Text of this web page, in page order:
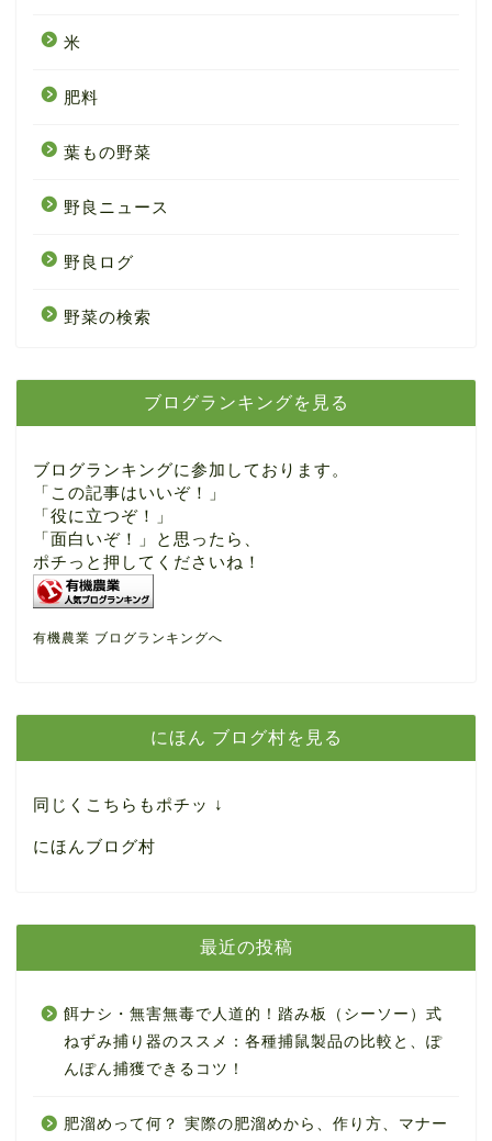
米
肥料
葉もの野菜
野良ニュース
野良ログ
野菜の検索
ブログランキングを見る
ブログランキングに参加しております。
「この記事はいいぞ！」
「役に立つぞ！」
「面白いぞ！」と思ったら、
ポチっと押してくださいね！
有機農業 ブログランキングへ
にほん ブログ村を見る
同じくこちらもポチッ ↓
にほんブログ村
最近の投稿
餌ナシ・無害無毒で人道的！踏み板（シーソー）式
ねずみ捕り器のススメ：各種捕鼠製品の比較と、ぽ
んぽん捕獲できるコツ！
肥溜めって何？ 実際の肥溜めから、作り方、マナー